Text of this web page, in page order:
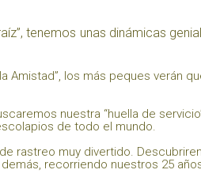
tenemos unas dinámicas
Amistad”, los más peques verán
nuestra “huella de
de todo el mundo.
rastreo muy divertido.
recorriendo nuestros 25